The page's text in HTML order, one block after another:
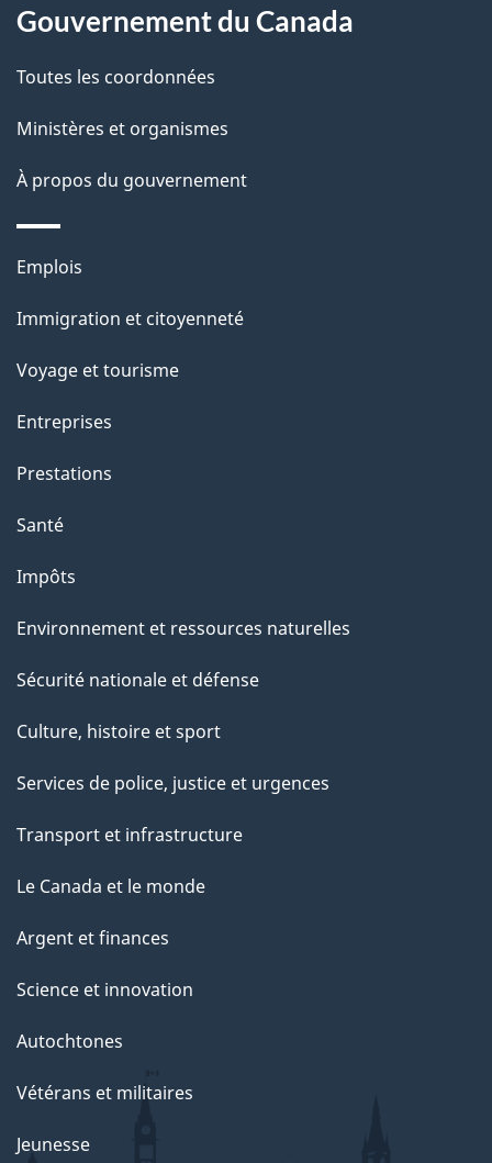
i
l
s
d
e
l
a
p
a
g
e
propos
de
ce
site
Gouvernement du Canada
Toutes les coordonnées
Ministères et organismes
À propos du gouvernement
Thèmes
sujets
Emplois
Immigration et citoyenneté
Voyage et tourisme
Entreprises
Prestations
Santé
Impôts
Environnement et ressources naturelles
Sécurité nationale et défense
Culture, histoire et sport
Services de police, justice et urgences
Transport et infrastructure
Le Canada et le monde
Argent et finances
Science et innovation
Autochtones
Vétérans et militaires
Jeunesse